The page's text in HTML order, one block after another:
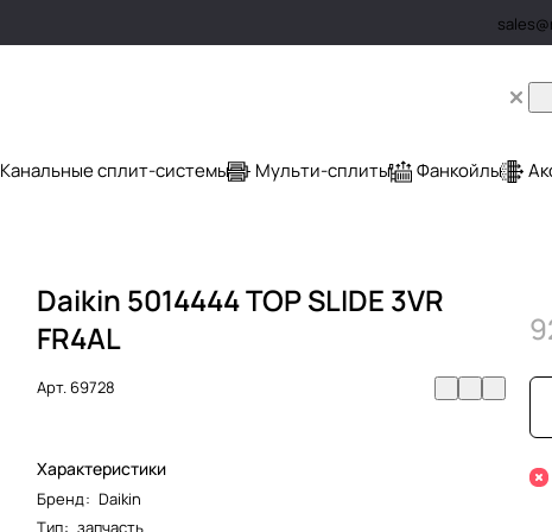
Канальные сплит-системы Мульти-сплиты Фанкойлы
Daikin 5014444 TOP SLIDE 3VR
FR4AL
Арт.69728
Характеристики
Бренд: Daikin
Тип: запчасть